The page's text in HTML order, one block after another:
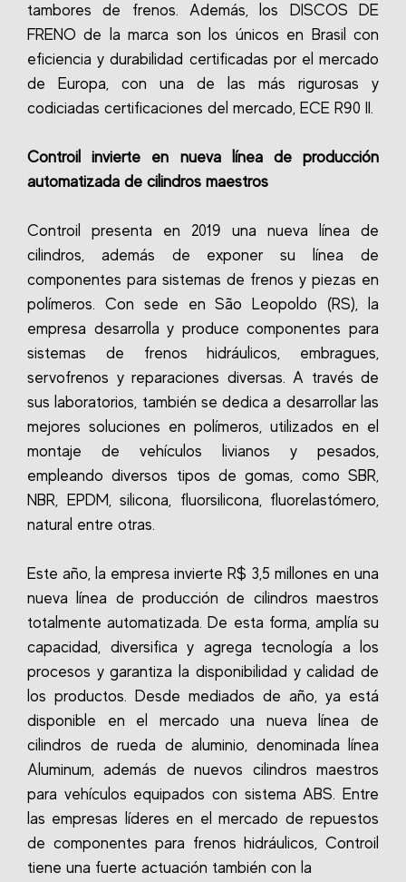
tambores de frenos. Además, los DISCOS DE
FRENO de la marca son los únicos en Brasil con
eficiencia y durabilidad certificadas por el mercado
de Europa, con una de las más rigurosas y
codiciadas certificaciones del mercado, ECE R90 II.
Controil invierte en nueva línea de producción
automatizada de cilindros maestros
Controil presenta en 2019 una nueva línea de
cilindros, además de exponer su línea de
componentes para sistemas de frenos y piezas en
polímeros. Con sede en São Leopoldo (RS), la
empresa desarrolla y produce componentes para
sistemas de frenos hidráulicos, embragues,
servofrenos y reparaciones diversas. A través de
sus laboratorios, también se dedica a desarrollar las
mejores soluciones en polímeros, utilizados en el
montaje de vehículos livianos y pesados,
empleando diversos tipos de gomas, como SBR,
NBR, EPDM, silicona, fluorsilicona, fluorelastómero,
natural entre otras.
Este año, la empresa invierte R$ 3,5 millones en una
nueva línea de producción de cilindros maestros
totalmente automatizada. De esta forma, amplía su
capacidad, diversifica y agrega tecnología a los
procesos y garantiza la disponibilidad y calidad de
los productos. Desde mediados de año, ya está
disponible en el mercado una nueva línea de
cilindros de rueda de aluminio, denominada línea
Aluminum, además de nuevos cilindros maestros
para vehículos equipados con sistema ABS. Entre
las empresas líderes en el mercado de repuestos
de componentes para frenos hidráulicos, Controil
tiene una fuerte actuación también con la